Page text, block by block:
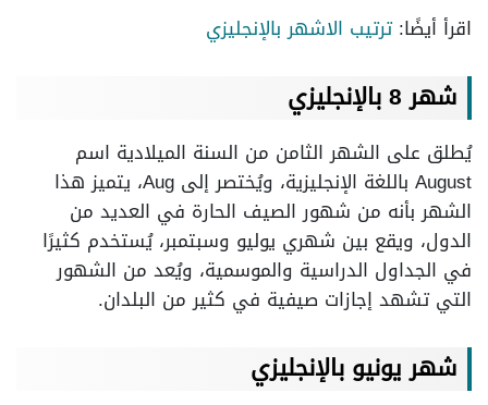
اقرأ أيضًا:ترتيب الاشهر بالإنجليزي
شهر 8 بالإنجليزي
يُطلق على الشهر الثامن من السنة الميلادية اسم
August باللغة الإنجليزية، ويُختصر إلى Aug، يتميز هذا
الشهر بأنه من شهور الصيف الحارة في العديد من
الدول، ويقع بين شهري يوليو وسبتمبر، يُستخدم كثيرًا
في الجداول الدراسية والموسمية، ويُعد من الشهور
التي تشهد إجازات صيفية في كثير من البلدان.
شهر يونيو بالإنجليزي